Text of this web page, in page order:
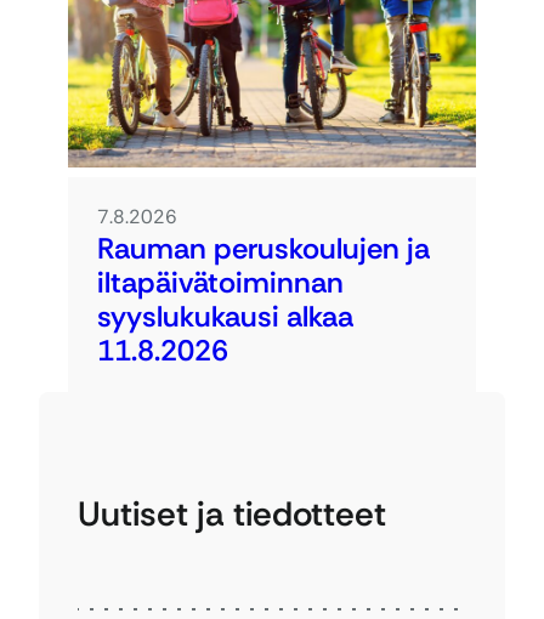
7.8.2026
Rauman peruskoulujen ja
iltapäivätoiminnan
syyslukukausi alkaa
11.8.2026
Uutiset ja tiedotteet